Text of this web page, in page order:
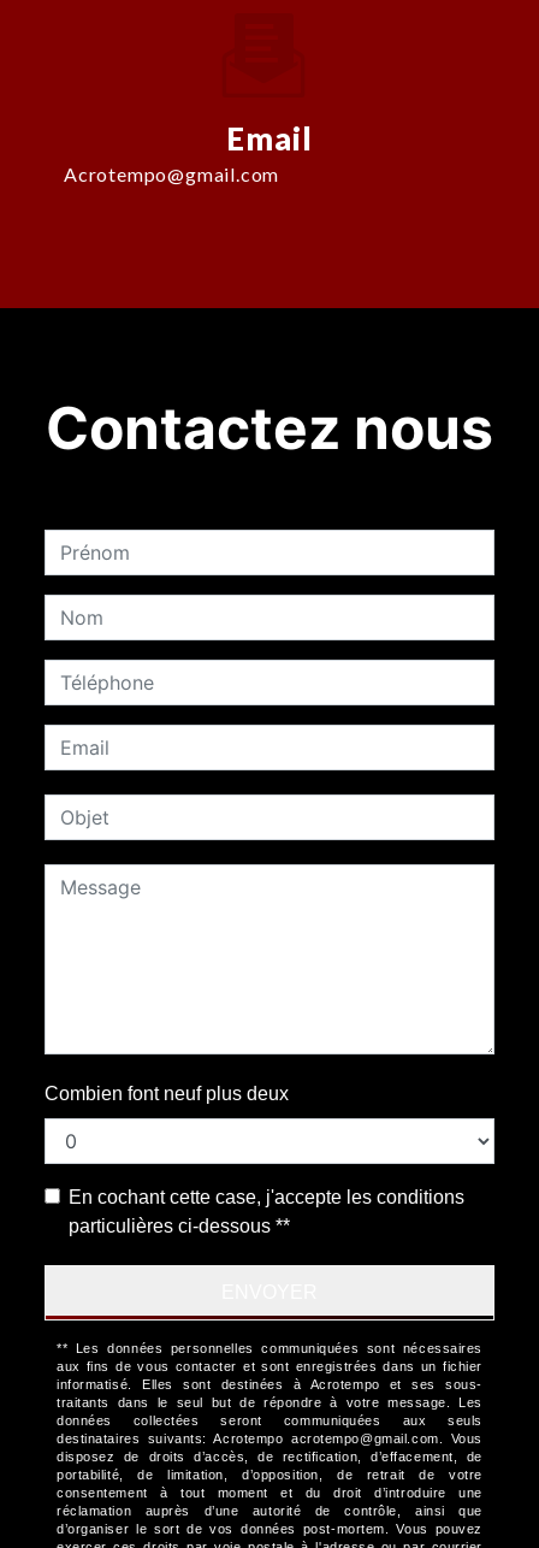
Email
acrotempo@gmail.com
Contactez nous
Combien font neuf plus deux
En cochant cette case, j'accepte les conditions
particulières ci-dessous **
** Les données personnelles communiquées sont nécessaires
aux fins de vous contacter et sont enregistrées dans un fichier
informatisé. Elles sont destinées à Acrotempo et ses sous-
traitants dans le seul but de répondre à votre message. Les
données collectées seront communiquées aux seuls
destinataires suivants: Acrotempo acrotempo@gmail.com. Vous
disposez de droits d’accès, de rectification, d’effacement, de
portabilité, de limitation, d’opposition, de retrait de votre
consentement à tout moment et du droit d’introduire une
réclamation auprès d’une autorité de contrôle, ainsi que
d’organiser le sort de vos données post-mortem. Vous pouvez